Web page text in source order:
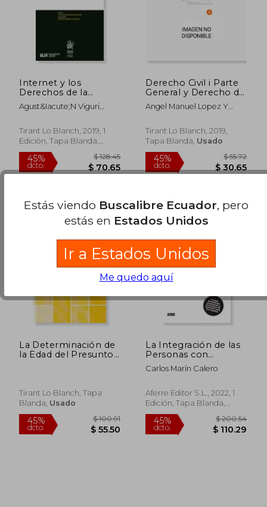
dcto. $ 71.35
Internet y los
Derechos de la
Personalidad
(Homenajes y
Agust&Iacute;N Viguri
Tirant Lo Blanch, 2019, 1
Edición, Tapa Blanda,
Usado
45%
dcto. $ 70.65
Derecho Civil i Parte
General y Derecho de
la Persona 3ª Edicion
Angel Manuel Lopez Y
Tirant Lo Blanch, 2019,
Tapa Blanda, Usado
45%
dcto. $
La Determinación de
la Edad del Presunto
Tirant Lo Blanch, Tapa
Blanda, Usado
La Integración de las
Personas con
Discapacidad en el
Derecho Civil: Una
la ley 8
Carlos Marín Calero
Aferre Editor S.L., 2022, 1
Edición, Tapa Blanda,
Nuevo
Estás viendo Buscalibre Ecuador, pero
estás en Estados Unidos
Ir a Estados Unidos
Me quedo aquí